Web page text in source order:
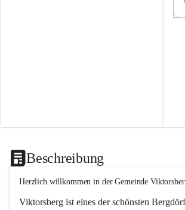
Beschreibung
Herzlich willkommen in der Gemeinde
Viktorsberg ist eines der schönsten